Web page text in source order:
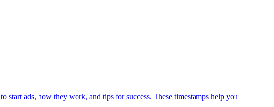
ads, how they work, and tips for success. These timestamps help you